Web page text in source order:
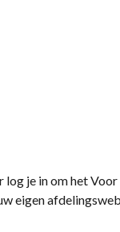
je in om het Voor
eigen